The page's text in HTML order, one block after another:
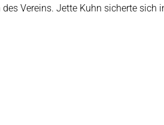
Vereins. Jette Kuhn sicherte